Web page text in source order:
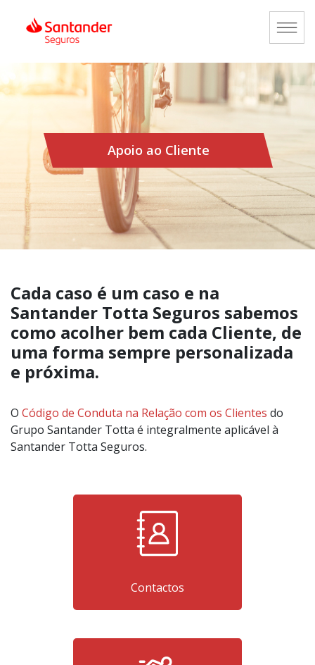
Apoio ao Cliente
Cada caso é um caso e na
Santander Totta Seguros sabemos
como acolher bem cada Cliente, de
uma forma sempre personalizada
e próxima.
O Código de Conduta na Relação com os Clientes do
Grupo Santander Totta é integralmente aplicável à
Santander Totta Seguros.
Contactos